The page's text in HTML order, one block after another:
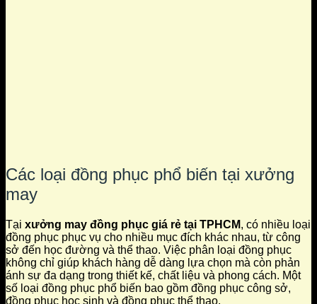
Các loại đồng phục phổ biến tại xưởng
may
Tại xưởng may đồng phục giá rẻ tại TPHCM, có nhiều loại
đồng phục phục vụ cho nhiều mục đích khác nhau, từ công
sở đến học đường và thể thao. Việc phân loại đồng phục
không chỉ giúp khách hàng dễ dàng lựa chọn mà còn phản
ánh sự đa dạng trong thiết kế, chất liệu và phong cách. Một
số loại đồng phục phổ biến bao gồm đồng phục công sở,
đồng phục học sinh và đồng phục thể thao.